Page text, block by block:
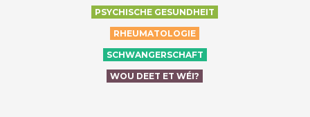
PSYCHISCHE GESUNDHEIT
RHEUMATOLOGIE
SCHWANGERSCHAFT
WOU DEET ET WÉI?